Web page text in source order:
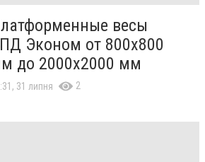
весы
Эконом от 800х800
до 2000х2000 мм
31 липня 2